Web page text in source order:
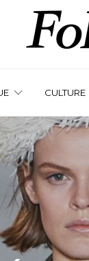
CULTURE